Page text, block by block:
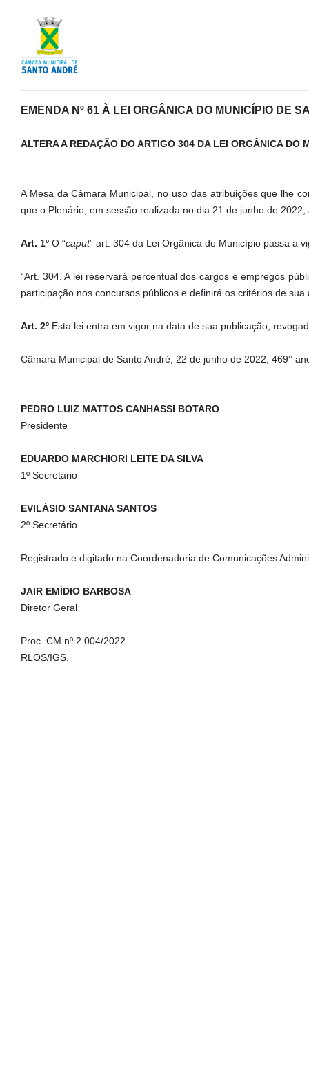
EMENDA Nº 61 À LEI ORGÂNICA DO MUNICÍPIO DE
ALTERA A REDAÇÃO DO ARTIGO 304 DA LEI ORGÂNICA DO
A Mesa da Câmara Municipal, no uso das atribuições que lhe
que o Plenário, em sessão realizada no dia 21 de junho de
Art. 1º O “caput” art. 304 da Lei Orgânica do Município passa a
“Art. 304. A lei reservará percentual dos cargos e empregos
participação nos concursos públicos e definirá os critérios de sua
Art. 2º Esta lei entra em vigor na data de sua publicação,
Câmara Municipal de Santo André, 22 de junho de 2022, 469°
PEDRO LUIZ MATTOS CANHASSI BOTARO
Presidente
EDUARDO MARCHIORI LEITE DA SILVA
1º Secretário
EVILÁSIO SANTANA SANTOS
2º Secretário
Registrado e digitado na Coordenadoria de Comunicações
JAIR EMÍDIO BARBOSA
Diretor Geral
Proc. CM nº 2.004/2022
RLOS/IGS.